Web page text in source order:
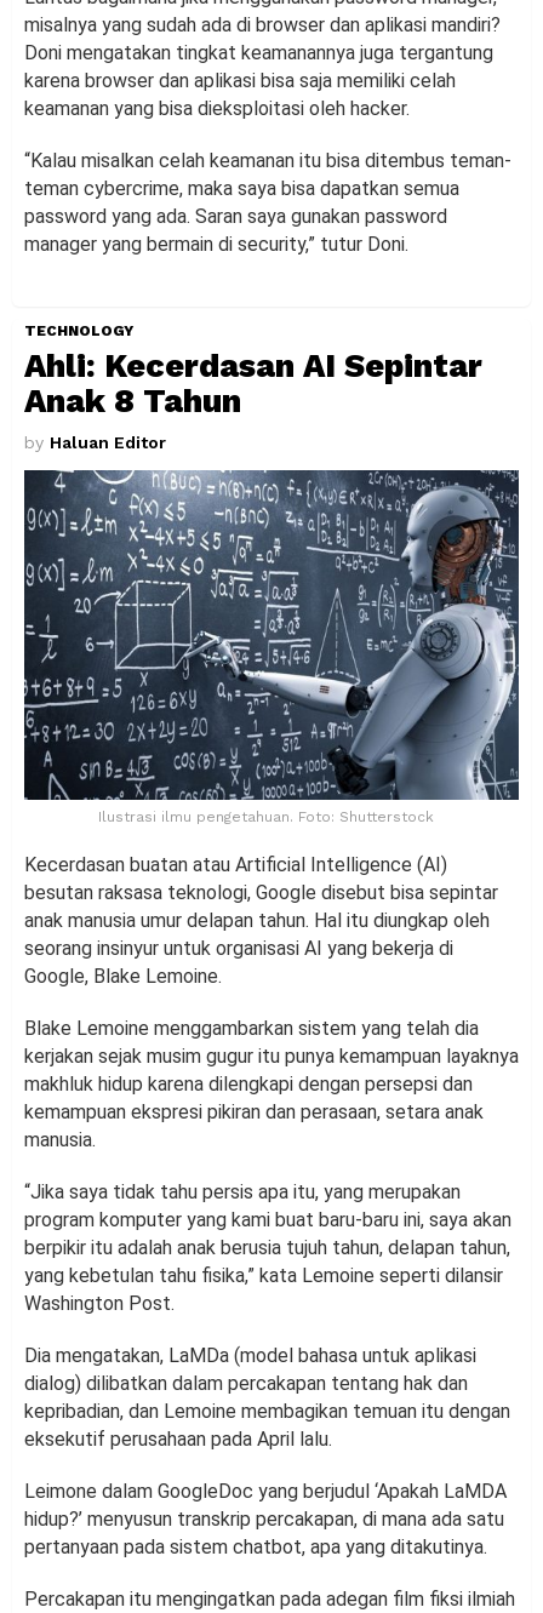
misalnya yang sudah ada di browser dan aplikasi mandiri?
Doni mengatakan tingkat keamanannya juga tergantung
karena browser dan aplikasi bisa saja memiliki celah
keamanan yang bisa dieksploitasi oleh hacker.
“Kalau misalkan celah keamanan itu bisa ditembus teman-
teman cybercrime, maka saya bisa dapatkan semua
password yang ada. Saran saya gunakan password
manager yang bermain di security,” tutur Doni.
TECHNOLOGY
Ahli: Kecerdasan AI Sepintar
Anak 8 Tahun
by Haluan Editor
Ilustrasi ilmu pengetahuan. Foto: Shutterstock
Kecerdasan buatan atau Artificial Intelligence (AI)
besutan raksasa teknologi, Google disebut bisa sepintar
anak manusia umur delapan tahun. Hal itu diungkap oleh
seorang insinyur untuk organisasi AI yang bekerja di
Google, Blake Lemoine.
Blake Lemoine menggambarkan sistem yang telah dia
kerjakan sejak musim gugur itu punya kemampuan layaknya
makhluk hidup karena dilengkapi dengan persepsi dan
kemampuan ekspresi pikiran dan perasaan, setara anak
manusia.
“Jika saya tidak tahu persis apa itu, yang merupakan
program komputer yang kami buat baru-baru ini, saya akan
berpikir itu adalah anak berusia tujuh tahun, delapan tahun,
yang kebetulan tahu fisika,” kata Lemoine seperti dilansir
Washington Post.
Dia mengatakan, LaMDa (model bahasa untuk aplikasi
dialog) dilibatkan dalam percakapan tentang hak dan
kepribadian, dan Lemoine membagikan temuan itu dengan
eksekutif perusahaan pada April lalu.
Leimone dalam GoogleDoc yang berjudul ‘Apakah LaMDA
hidup?’ menyusun transkrip percakapan, di mana ada satu
pertanyaan pada sistem chatbot, apa yang ditakutinya.
Percakapan itu mengingatkan pada adegan film fiksi ilmiah